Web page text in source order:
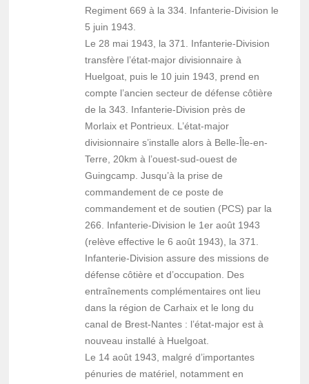
Regiment 669 à la 334. Infanterie-Division le
5 juin 1943.
Le 28 mai 1943, la 371. Infanterie-Division
transfère l’état-major divisionnaire à
Huelgoat, puis le 10 juin 1943, prend en
compte l’ancien secteur de défense côtière
de la 343. Infanterie-Division près de
Morlaix et Pontrieux. L’état-major
divisionnaire s’installe alors à Belle-Île-en-
Terre, 20km à l’ouest-sud-ouest de
Guingcamp. Jusqu’à la prise de
commandement de ce poste de
commandement et de soutien (PCS) par la
266. Infanterie-Division le 1er août 1943
(relève effective le 6 août 1943), la 371.
Infanterie-Division assure des missions de
défense côtière et d’occupation. Des
entraînements complémentaires ont lieu
dans la région de Carhaix et le long du
canal de Brest-Nantes : l’état-major est à
nouveau installé à Huelgoat.
Le 14 août 1943, malgré d’importantes
pénuries de matériel, notamment en